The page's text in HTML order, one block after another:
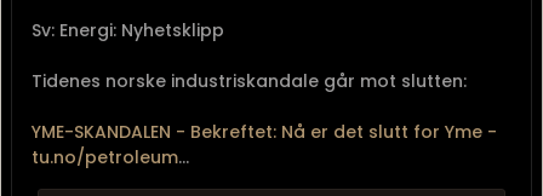
Sv: Energi: Nyhetsklipp
Tidenes norske industriskandale går mot slutten:
YME-SKANDALEN - Bekreftet: Nå er det slutt for Yme -
tu.no/petroleum...